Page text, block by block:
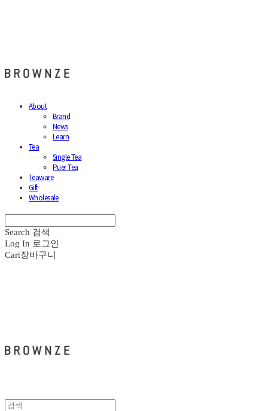
About
Brand
News
Learn
Tea
Single Tea
Puer Tea
Teaware
Gift
Wholesale
Search 검색
Log In 로그인
Cart장바구니